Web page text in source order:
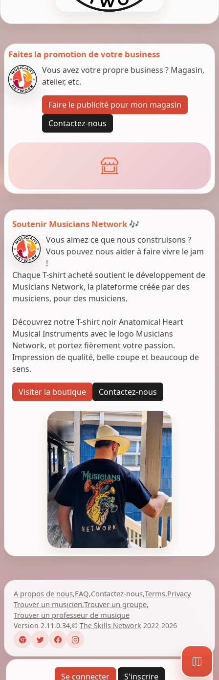
Faites la promotion de votre business
Vous avez votre propre business ? Magasin,
atelier, etc.
Faire le publicité pour mon magasin
Contactez-nous
Soutenir Musicians Network 🎶
Vous aimez ce que nous construisons ?
Vous pouvez nous aider à faire vivre le jam
!
Chaque T-shirt acheté soutient le développement de
Musicians Network, la plateforme créée par des
musiciens, pour des musiciens.
Découvrez notre T-shirt noir Anatomical Heart
Musical Instruments avec le logo Musicians
Network, et portez fièrement votre passion.
Impression de qualité, belle coupe et beaucoup de
sens.
Visiter la boutique Contactez-nous
A propos de nous,FAQ,Contactez-nous,Terms,Privacy
Trouver un musicien,Trouver un groupe,
Trouver un professeur de musique
Version 2.11.0.34,©The Skills Network 2022-2026
Se connecter S'inscrire